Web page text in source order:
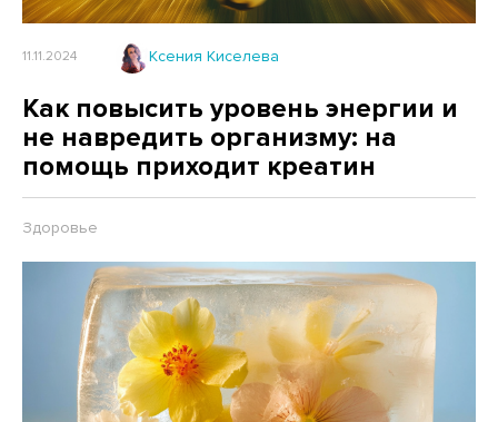
11.11.2024 Ксения Киселева
Как повысить уровень энергии и
не навредить организму: на
помощь приходит креатин
Здоровье